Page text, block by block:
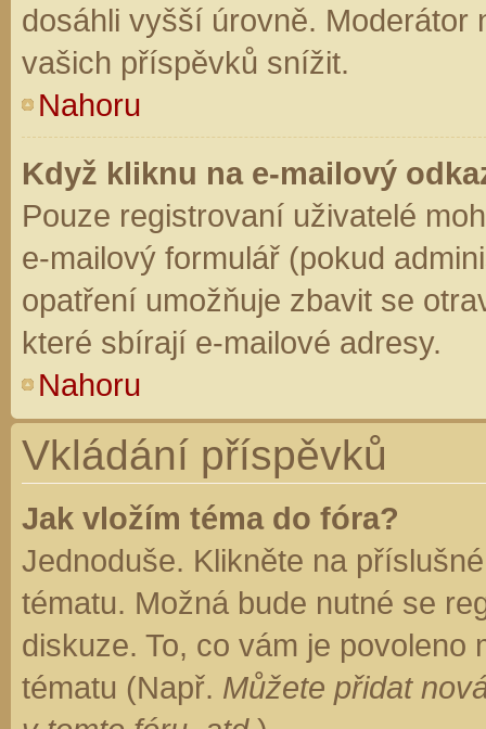
dosáhli vyšší úrovně. Moderátor
vašich příspěvků snížit.
Nahoru
Když kliknu na e-mailový
Pouze registrovaní uživatelé
e-mailový formulář (pokud
opatření umožňuje zbavit se
které sbírají e-mailové adresy.
Nahoru
Vkládání příspěvků
Jak vložím téma do fóra?
Jednoduše. Klikněte na
tématu. Možná bude nutné se
diskuze. To, co vám je
tématu (Např. Můžete přidat